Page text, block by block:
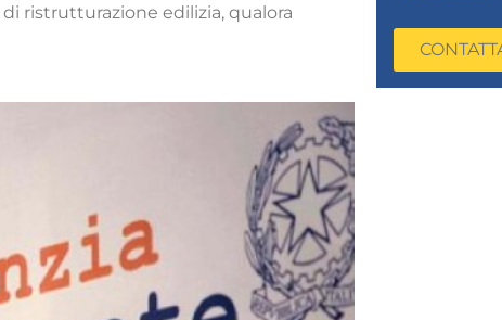
ristrutturazione edilizia, qualora